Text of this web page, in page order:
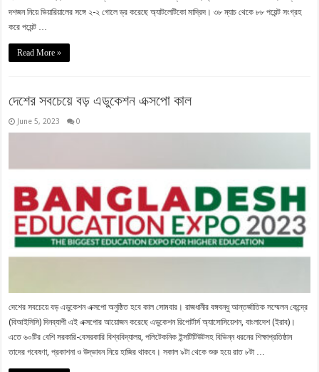
দশজন নিয়ে ভিয়ারিয়ালের সঙ্গে ২-২ গোলে ড্র করেছে অ্যাটলেটিকো মাদ্রিদ। ৩৮ ম্যাচ থেকে ৮৮ পয়েন্ট সংগ্রহ
করে পয়েন্ট …
Read More »
দেশের সবচেয়ে বড় এডুকেশন এক্সপো কাল
June 5, 2023 0
দেশের সবচেয়ে বড় এডুকেশন এক্সপো অনুষ্ঠিত হবে কাল সোমবার। রাজধানীর বঙ্গবন্ধু আন্তর্জাতিক সম্মেলন কেন্দ্রে
(বিআইসিসি) দিনব্যাপী এই এক্সপোর আয়োজন করেছে এডুকেশন রিপোর্টার্স অ্যাসোসিয়েশন, বাংলাদেশ (ইরাব)।
এতে ৬০টির বেশি সরকারি-বেসরকারি বিশ্ববিদ্যালয়, পলিটেকনিক ইন্সটিটিউটসহ বিভিন্ন ধরনের শিক্ষাপ্রতিষ্ঠান
তাদের গবেষণা, প্রকাশনা ও উদ্ভাবন নিয়ে হাজির থাকবে। সকাল ৯টা থেকে শুরু হয়ে রাত ৮টা …